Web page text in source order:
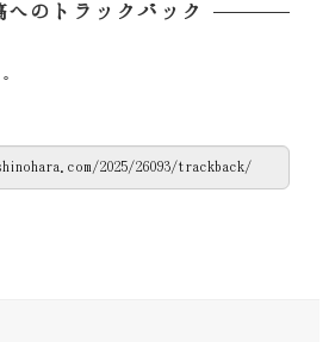
へのトラックバック